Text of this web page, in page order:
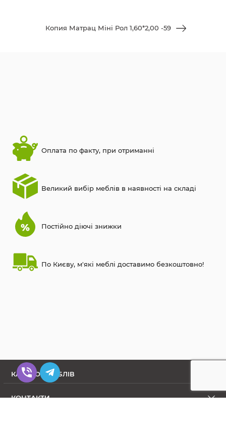
Копия Матрац Міні Рол 1,60*2,00 -59
Оплата по факту, при отриманні
Великий вибір меблів в наявності на складі
Постійно діючі знижки
По Києву, м'які меблі доставимо безкоштовно!
КАТАЛОГ МЕБЛІВ
КОНТАКТИ